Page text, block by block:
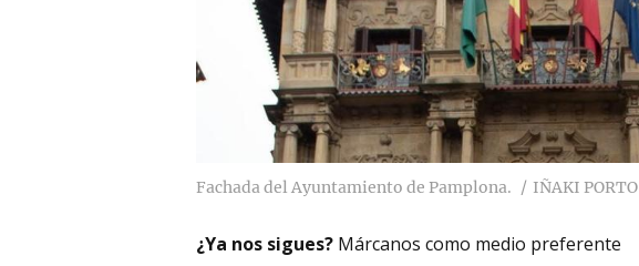
Fachada del Ayuntamiento de Pamplona. IÑAKI PORTO
¿Ya nos sigues? Márcanos como medio preferente